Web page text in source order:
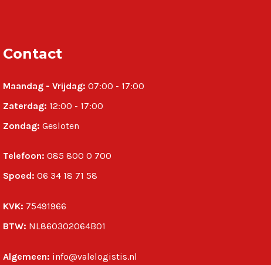
Contact
Maandag - Vrijdag: 07:00 - 17:00
Zaterdag: 12:00 - 17:00
Zondag: Gesloten
Telefoon: 085 800 0 700
Spoed: 06 34 18 71 58
KVK: 75491966
BTW: NL860302064B01
Algemeen: info@valelogistis.nl